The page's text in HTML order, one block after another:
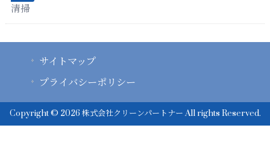
清掃
サイトマップ
プライバシーポリシー
Copyright © 2026 株式会社クリーンパートナー All rights Reserved.